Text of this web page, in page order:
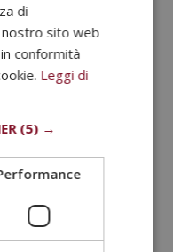
Domicilio: C/ Comtessa
da lei fornite per
prodotti offerti e ad altri
Legittimazione del
Diritti: Può esercitare i
e contattandoci
Politica sulla privacy.
di
nostro sito web
conformità
Leggi di
(5) →